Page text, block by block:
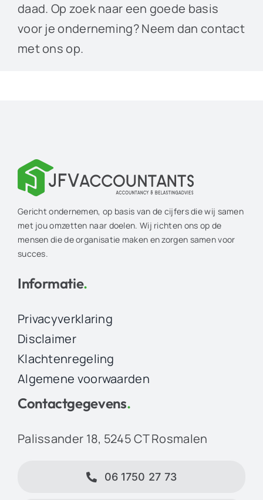
daad. Op zoek naar een goede basis
voor je onderneming? Neem dan contact
met ons op.
Gericht ondernemen, op basis van de cijfers die wij samen
met jou omzetten naar doelen. Wij richten ons op de
mensen die de organisatie maken en zorgen samen voor
succes.
Informatie.
Privacyverklaring
Disclaimer
Klachtenregeling
Algemene voorwaarden
Contactgegevens.
Palissander 18, 5245 CT Rosmalen
06 1750 27 73